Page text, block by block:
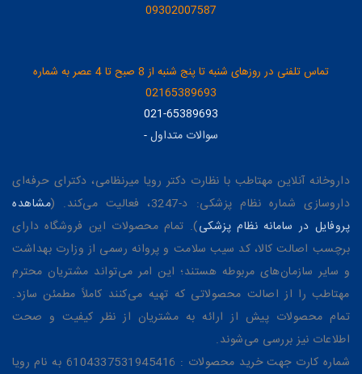
09302007587
تماس تلفنی در روزهای شنبه تا پنج شنبه از 8 صبح تا 4 عصر به شماره
02165389693
021-65389693
سوالات متداول-
داروخانه آنلاین مهتاطب با نظارت دکتر رویا میرنظامی، دکترای حرفه‌ای
داروسازی شماره نظام پزشکی: د-3247، فعالیت می‌کند. (
مشاهده
پروفایل در سامانه نظام پزشکی). تمام محصولات این فروشگاه دارای
برچسب اصالت کالا، کد سیب سلامت و پروانه رسمی از وزارت بهداشت
و سایر سازمان‌های مربوطه هستند؛ این امر می‌تواند مشتریان محترم
مهتاطب را از اصالت محصولاتی که تهیه می‌کنند کاملاً مطمئن سازد.
تمام محصولات پیش از ارائه به مشتریان از نظر کیفیت و صحت
اطلاعات نیز بررسی می‌شوند.
شماره کارت جهت خرید محصولات : 6104337531945416 به نام رویا